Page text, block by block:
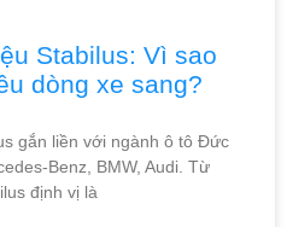
Stabilus: Vì sao
dòng xe sang?
gắn liền với ngành ô tô Đức
Benz, BMW, Audi. Từ
định vị là